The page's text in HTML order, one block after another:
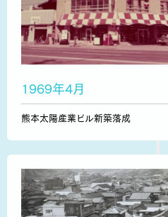
1969年4月
熊本太陽産業ビル新築落成